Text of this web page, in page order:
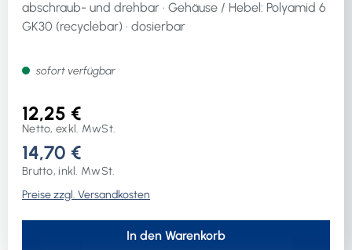
abschraub- und drehbar · Gehäuse / Hebel: Polyamid 6
GK30 (recyclebar) · dosierbar
sofort verfügbar
12,25 €
Netto, exkl. MwSt.
14,70 €
Brutto, inkl. MwSt.
Preise zzgl. Versandkosten
In den Warenkorb